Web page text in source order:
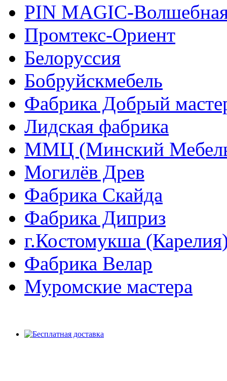
PIN MAGIС-
Промтекс-Ориент
Белоруссия
Бобруйскмебель
Фабрика Добрый
Лидская фабрика
ММЦ (Минский
Могилёв Древ
Фабрика Скайда
Фабрика Диприз
г.Костомукша
Фабрика Велар
Муромские мастера